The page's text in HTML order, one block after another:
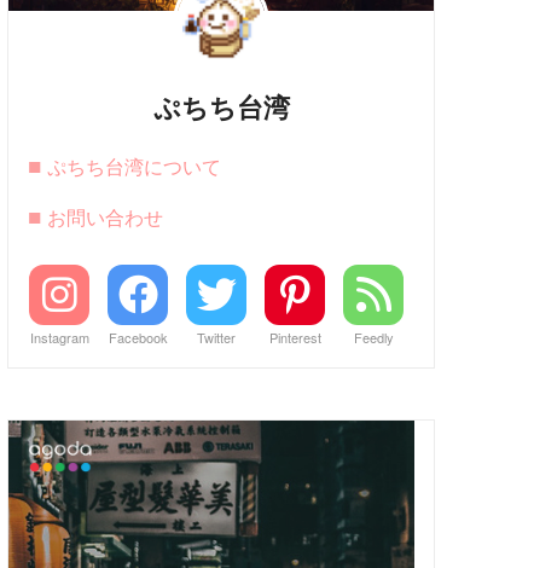
ぷちち台湾
■ ぷちち台湾について
■ お問い合わせ
Instagram Facebook Twitter Pinterest Feedly